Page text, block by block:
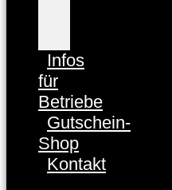
Infos
für
Betriebe
Gutschein-
Shop
Kontakt